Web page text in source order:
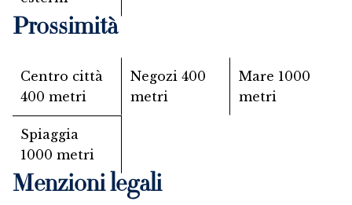
Prossimità
Centro città
400 metri
Negozi 400
metri
Mare 1000
metri
Spiaggia
1000 metri
Menzioni legali